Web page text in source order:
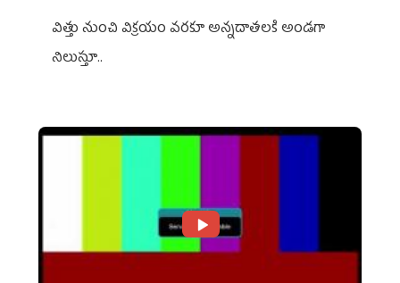
విత్తు నుంచి విక్రయం వరకూ అన్నదాతలకి అండగా
నిలుస్తూ..